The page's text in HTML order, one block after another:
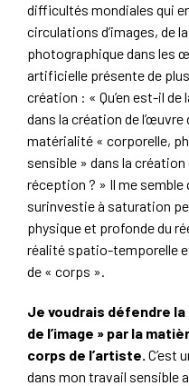
difficultés mondiales qui
circulations d’images, de
photographique dans les
artificielle présente de
création : « Qu’en est-il de
dans la création de l’œuvre
matérialité « corporelle,
sensible » dans la
réception ? » Il me semble
surinvestie à saturation
physique et profonde du
réalité spatio-temporelle
de « corps ».
Je voudrais défendre
de l’image » par la
corps de l’artiste. C’est
dans mon travail sensible